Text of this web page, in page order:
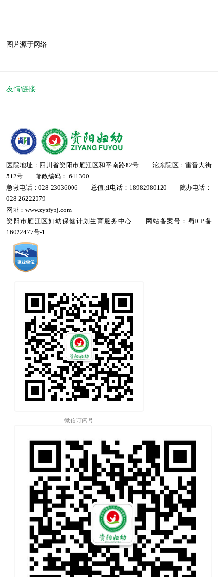
图片源于网络
友情链接
医院地址：四川省资阳市雁江区和平南路82号 沱东院区：雷音大街
512号 邮政编码： 641300
急救电话：028-23036006 总值班电话：18982980120 院办电话：
028-26222079
网址：www.zysfybj.com
资阳市雁江区妇幼保健计划生育服务中心 网站备案号： 蜀ICP备
16022477号-1
微信订阅号